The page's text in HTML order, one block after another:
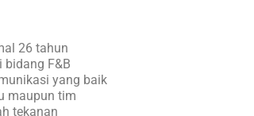
26 tahun
bidang F&B
yang baik
maupun tim
tekanan